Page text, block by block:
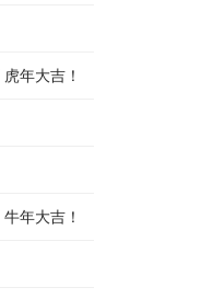
年大吉！
年大吉！